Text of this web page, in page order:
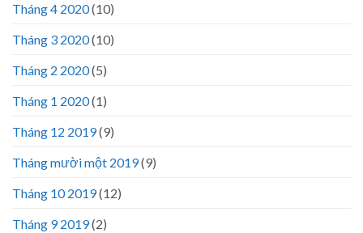
Tháng 4 2020(10)
Tháng 3 2020(10)
Tháng 2 2020(5)
Tháng 1 2020(1)
Tháng 12 2019(9)
Tháng mười một 2019(9)
Tháng 10 2019(12)
Tháng 9 2019(2)